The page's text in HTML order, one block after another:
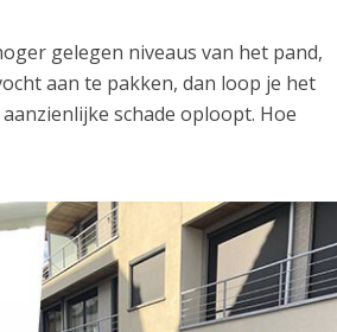
gelegen niveaus van het pand,
aan te pakken, dan loop je het
schade oploopt. Hoe